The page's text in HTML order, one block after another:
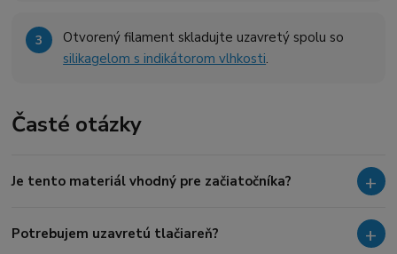
Otvorený filament skladujte uzavretý spolu so
silikagelom s indikátorom vlhkosti.
Časté otázky
Je tento materiál vhodný pre začiatočníka?
Potrebujem uzavretú tlačiareň?